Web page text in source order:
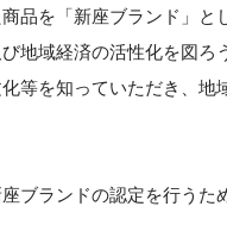
品を「新座ブランド」
地域経済の活性化を図ろ
等を知っていただき、地
ブランドの認定を行うた